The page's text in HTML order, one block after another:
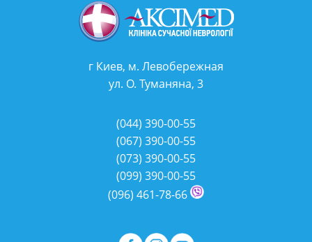
г Киев, м. Левобережная
ул. О. Туманяна, 3
(044) 390-00-55
(067) 390-00-55
(073) 390-00-55
(099) 390-00-55
(096) 461-78-66